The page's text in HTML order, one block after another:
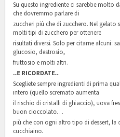
Su questo ingrediente ci sarebbe molto
che dovremmo parlare di
zuccheri più che di zucchero. Nel gelato
molti tipi di zucchero per ottenere
risultati diversi. Solo per citarne alcuni:
glucosio, destrosio,
fruttosio e molti altri.
..E RICORDATE..
Scegliete sempre ingredienti di prima
intero (quello scremato aumenta
il rischio di cristalli di ghiaccio), uova
buon cioccolato…
più che con ogni altro tipo di dessert, la
cucchiaino.